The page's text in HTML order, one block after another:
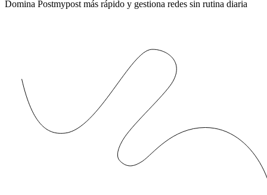
Domina Postmypost más rápido y gestiona redes sin rutina diaria